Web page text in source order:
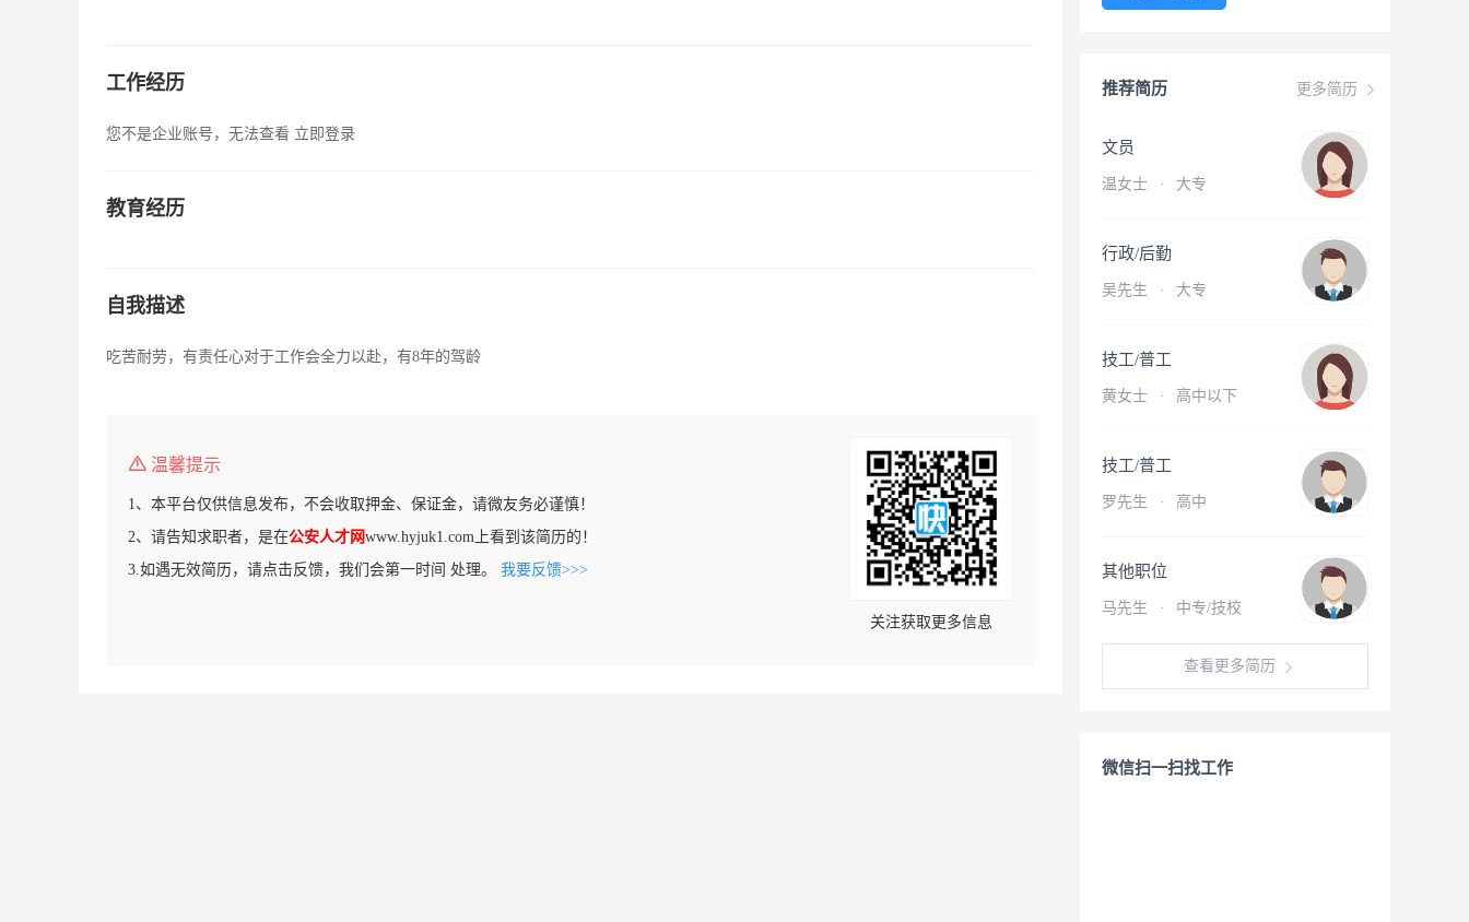
工作经历
您不是企业账号，无法查看 立即登录
教育经历
自我描述
吃苦耐劳，有责任心对于工作会全力以赴，有8年的驾龄
温馨提示
1、本平台仅供信息发布，不会收取押金、保证金，请微友务必谨慎！
2、请告知求职者，是在公安人才网www.hyjuk1.com上看到该简历的！
3.如遇无效简历，请点击反馈，我们会第一时间 处理。 我要反馈>>>
关注获取更多信息
更多简历
推荐简历
文员
温女士 · 大专
行政/后勤
吴先生 · 大专
技工/普工
黄女士 · 高中以下
技工/普工
罗先生 · 高中
其他职位
马先生 · 中专/技校
查看更多简历
微信扫一扫找工作